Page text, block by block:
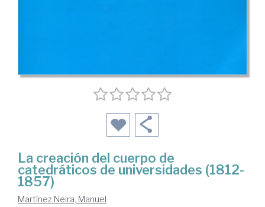
La creación del cuerpo de
catedráticos de universidades (1812-
1857)
Martínez Neira, Manuel